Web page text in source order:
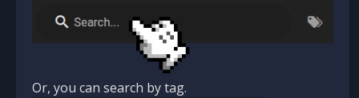
Or, you can search by tag.